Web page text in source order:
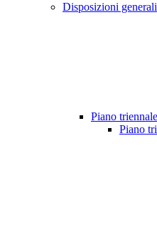
Disposizioni generali
Piano
Piano